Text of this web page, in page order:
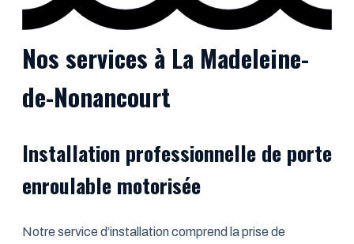
Nos services à La Madeleine-
de-Nonancourt
Installation professionnelle de porte
enroulable motorisée
Notre service d’installation comprend la prise de